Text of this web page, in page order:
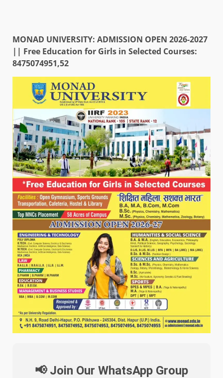
MONAD UNIVERSITY: ADMISSION OPEN 2026-2027
|| Free Education for Girls in Selected Courses:
8475074951,52
📢 Join Our WhatsApp Group